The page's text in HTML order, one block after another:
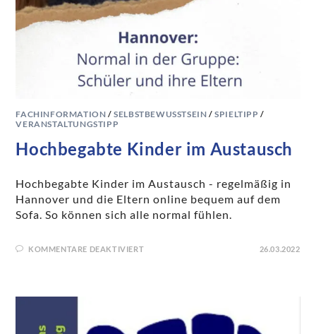
FACHINFORMATION /SELBSTBEWUSSTSEIN /SPIELTIPP /
VERANSTALTUNGSTIPP
Hochbegabte Kinder im Austausch
Hochbegabte Kinder im Austausch - regelmäßig in
Hannover und die Eltern online bequem auf dem
Sofa. So können sich alle normal fühlen.
KOMMENTARE DEAKTIVIERT 26.03.2022